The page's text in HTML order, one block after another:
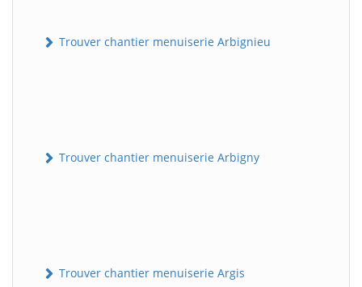
Trouver chantier menuiserie Arbignieu
Trouver chantier menuiserie Arbigny
Trouver chantier menuiserie Argis